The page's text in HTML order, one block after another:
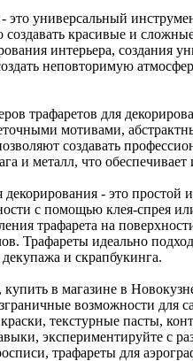
это универсальный
красивые и
интерьера, создания
неповторимую
трафаретов для
мотивами,
создавать
и металл, что
декорирования - это
с помощью клея-спрея
трафарета на
Трафареты идеально
и скрапбукинга.
купить в магазине в
возможности для
текстурные пасты,
экспериментируйте с
трафареты для